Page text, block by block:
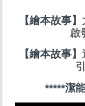
【繪本故事】
啟
【繪本故事】
*****潔